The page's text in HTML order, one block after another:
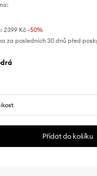
2399 Kč-50%
za posledních 30 dnů před
Přidat do košíku